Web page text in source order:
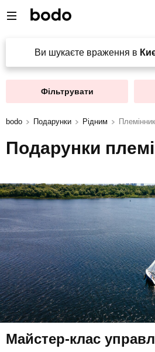
Ви шукаєте враження в
Фільтрувати
bodo Подарунки Рідним
Подарунки
Майстер-клас